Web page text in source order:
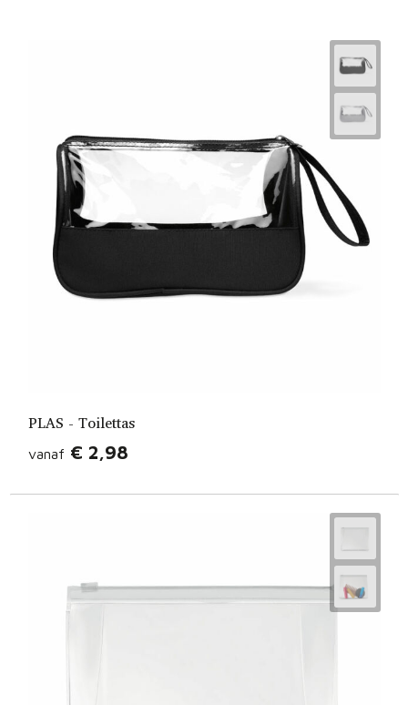
PLAS - Toilettas
vanaf € 2,98